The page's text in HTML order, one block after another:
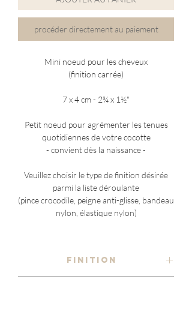
procéder directement au paiement
Mini noeud pour les cheveux
(finition carrée)
7 x 4 cm - 2¾ x 1½"
Petit noeud pour agrémenter les tenues
quotidiennes de votre cocotte
- convient dès la naissance -
Veuillez choisir le type de finition désirée
parmi la liste déroulante
(pince crocodile, peigne anti-glisse, bandeau
nylon, élastique nylon)
FINITION